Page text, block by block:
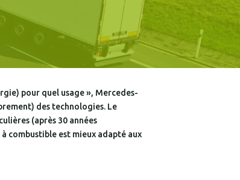
pour quel usage », Mercedes-
des technologies. Le
(après 30 années
combustible est mieux adapté aux